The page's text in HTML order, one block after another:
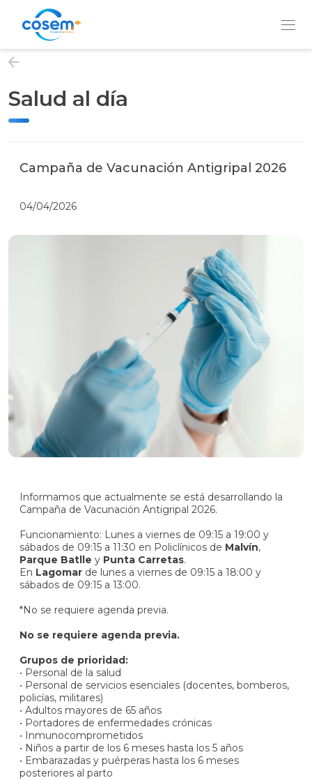
Comunicate
Institución
Servicios
Prevención
Bienestar
AUTOGESTIÓN
Salud al día
Campaña de Vacunación Antigripal 2026
04/04/2026
Informamos que actualmente se está desarrollando la
Campaña de Vacunación Antigripal 2026.
Funcionamiento: Lunes a viernes de 09:15 a 19:00 y
sábados de 09:15 a 11:30 en Policlínicos de Malvín,
Parque Batlle y Punta Carretas.
En Lagomar de lunes a viernes de 09:15 a 18:00 y
sábados de 09:15 a 13:00.
*No se requiere agenda previa.
No se requiere agenda previa.
Grupos de prioridad:
• Personal de la salud
• Personal de servicios esenciales (docentes, bomberos,
policías, militares)
• Adultos mayores de 65 años
• Portadores de enfermedades crónicas
• Inmunocomprometidos
• Niños a partir de los 6 meses hasta los 5 años
• Embarazadas y puérperas hasta los 6 meses
posteriores al parto